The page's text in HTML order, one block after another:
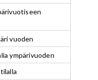
vuoden
ympärivuoden